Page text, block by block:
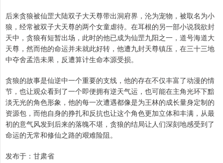
后来贪狼被仙罡大陆双子大天尊带出洞府界，沦为宠物，被取名为小
狼，经常被双子大天尊的两个女童虐待。在耳根的另一部小说我欲封
天中，贪狼有短暂出场，此时的他已成为仙罡九阳之一，道号海道大
天尊，然而他的命运并未就此好转，他遭九封天尊镇压，在三十三地
中夺舍孟浩未果，反遭算计生命本源受损。
贪狼的故事是仙逆中一个重要的支线，他的存在不仅丰富了动漫的情
节，也让观众看到了一个即便拥有逆天气运，也可能在主角光环下黯
淡无光的角色形象，他的每一次遭遇都像是为王林的成长量身定制的
资源包，而他自身的挣扎和反抗也让这个角色更加立体和丰满，从最
初的意气风发到后来的落魄不堪，贪狼的结局让人们深刻地感受到了
命运的无常和修仙之路的艰难险阻。
发布于：甘肃省